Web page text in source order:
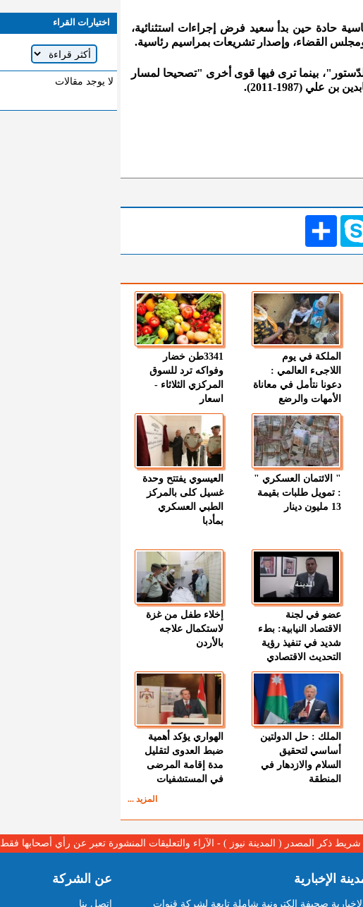
25 يوليو/تموز 2021، أزمة سياسية حادة حين بدأ سعيد فرض إجراءات استثنائية،
القضاء، وإصدار تشريعات بمراسيم رئاسية.
بينما ترى فيها قوى أخرى "تصحيحا لمسار
انشر
الملكة في يوم
اللاجىء العالمي :
دعونا نتأمل في معاناة
الأمهات والرضع
3341طن خضار
وفواكه ترد للسوق
المركزي الثلاثاء -
اسعار
" الائتمان العسكري "
: تمويل طلبات بقيمة
13 مليون دينار
العيسوي يفتتح وحدة
غسيل كلى بالمركز
الطبي العسكري
بمأدبا
عضو في لجنة
الاقتصاد النيابية: بطء
شديد في تنفيذ رؤية
التحديث الاقتصادي
إخلاء طفل من غزة
لاستكمال علاجه
بالأردن
الملك : حل الدولتين
أساسي لتحقيق
السلام والازدهار في
المنطقة
الهواري يؤكد أهمية
ضبط العدوى لتقليل
مدة إقامة المرضى
في المستشفيات
المزيد ...
اختيارات القراء
لا يوجد مقالات
شريط ذكر المصدر ( المدينة نيوز ) - الآراء والتعليقات المنشورة تعبر عن رأي أصحابها فقط
الإخبارية
الإخبارية صحيفة الكترونية شاملة تابعة لشركة قنوات
عن الشركة
اتصل بنا